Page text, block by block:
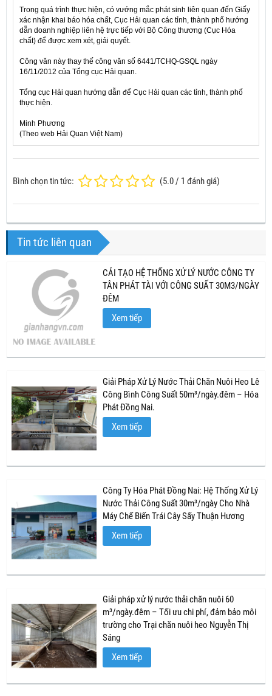
Trong quá trình thực hiện, có vướng mắc phát sinh liên quan đến Giấy
xác nhận khai báo hóa chất, Cục Hải quan các tỉnh, thành phố hướng
dẫn doanh nghiệp liên hệ trực tiếp với Bộ Công thương (Cục Hóa
chất) để được xem xét, giải quyết.
Công văn này thay thế công văn số 6441/TCHQ-GSQL ngày
16/11/2012 của Tổng cục Hải quan.
Tổng cục Hải quan hướng dẫn để Cục Hải quan các tỉnh, thành phố
thực hiện.
Minh Phương
(Theo web Hải Quan Việt Nam)
Bình chọn tin tức: (5.0 / 1 đánh giá)
Tin tức liên quan
CẢI TẠO HỆ THỐNG XỬ LÝ NƯỚC CÔNG TY
TÂN PHÁT TÀI VỚI CÔNG SUẤT 30M3/NGÀY
ĐÊM
Xem tiếp
Giải Pháp Xử Lý Nước Thải Chăn Nuôi Heo Lê
Công Bình Công Suất 50m³/ngày.đêm – Hóa
Phát Đồng Nai.
Xem tiếp
Công Ty Hóa Phát Đồng Nai: Hệ Thống Xử Lý
Nước Thải Công Suất 30m³/ngày Cho Nhà
Máy Chế Biến Trái Cây Sấy Thuận Hương
Xem tiếp
Giải pháp xử lý nước thải chăn nuôi 60
m³/ngày.đêm – Tối ưu chi phí, đảm bảo môi
trường cho Trại chăn nuôi heo Nguyễn Thị
Sáng
Xem tiếp